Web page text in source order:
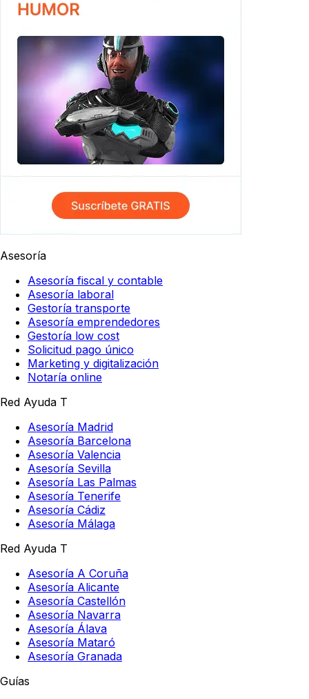
Asesoría
Asesoría fiscal y contable
Asesoría laboral
Gestoría transporte
Asesoría emprendedores
Gestoría low cost
Solicitud pago único
Marketing y digitalización
Notaría online
Red Ayuda T
Asesoría Madrid
Asesoría Barcelona
Asesoría Valencia
Asesoría Sevilla
Asesoría Las Palmas
Asesoría Tenerife
Asesoría Cádiz
Asesoría Málaga
Red Ayuda T
Asesoría A Coruña
Asesoría Alicante
Asesoría Castellón
Asesoría Navarra
Asesoría Álava
Asesoría Mataró
Asesoría Granada
Guías